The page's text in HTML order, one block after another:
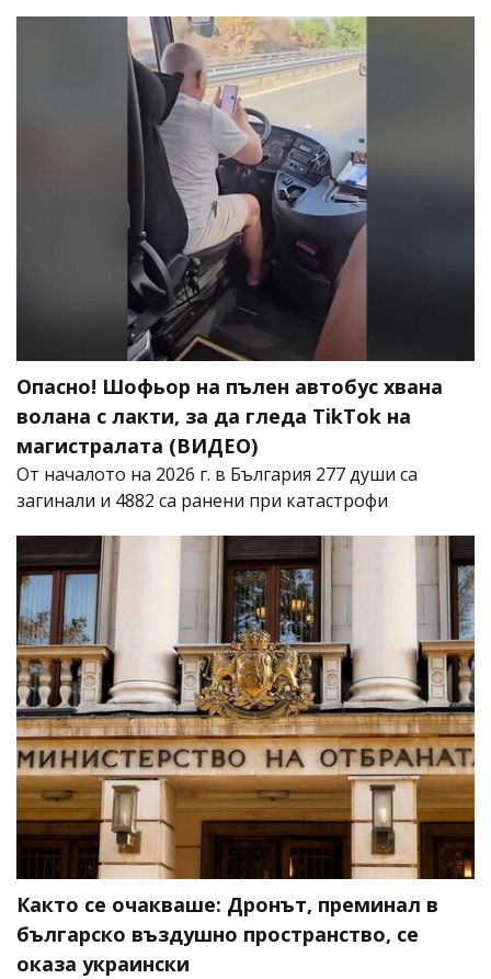
Опасно! Шофьор на пълен автобус хвана
волана с лакти, за да гледа TikTok на
магистралата (ВИДЕО)
От началото на 2026 г. в България 277 души са
загинали и 4882 са ранени при катастрофи
Както се очакваше: Дронът, преминал в
българско въздушно пространство, се
оказа украински